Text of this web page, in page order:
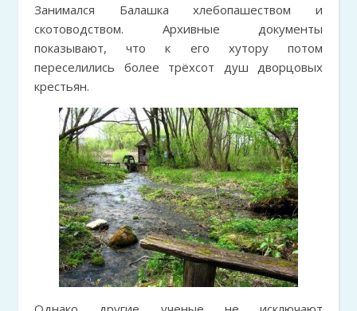
Занимался Балашка хлебопашеством и
скотоводством. Архивные документы
показывают, что к его хутору потом
переселились более трёхсот душ дворцовых
крестьян.